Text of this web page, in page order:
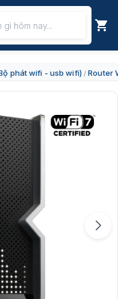
phát wifi - usb wifi)/ Router